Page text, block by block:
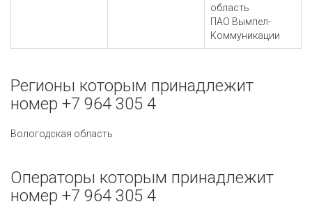
область
ПАО Вымпел-
Коммуникации
Регионы которым принадлежит
номер +7 964 305 4
Вологодская область
Операторы которым принадлежит
номер +7 964 305 4